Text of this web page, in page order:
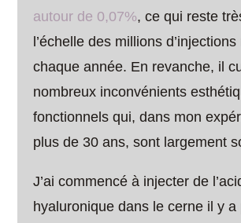
autour de 0,07%, ce qui reste
l’échelle des millions
chaque année. En revanche, il
nombreux inconvénients
fonctionnels qui, dans mon
plus de 30 ans, sont largement
J’ai commencé à injecter de
hyaluronique dans le cerne il y a